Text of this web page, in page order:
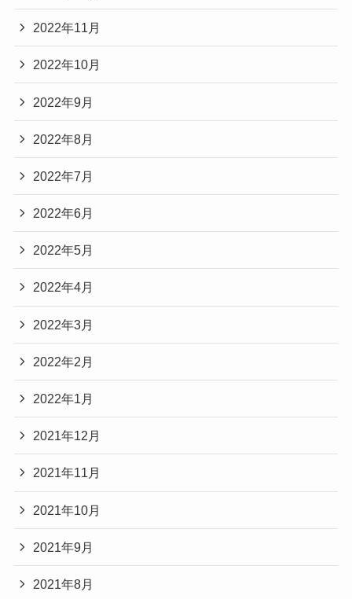
2022年11月
2022年10月
2022年9月
2022年8月
2022年7月
2022年6月
2022年5月
2022年4月
2022年3月
2022年2月
2022年1月
2021年12月
2021年11月
2021年10月
2021年9月
2021年8月